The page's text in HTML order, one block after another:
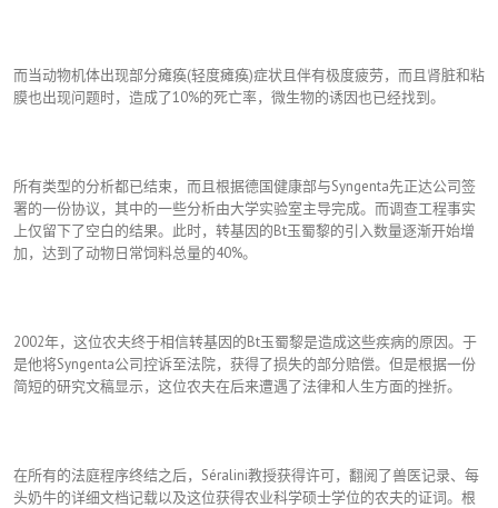
而当动物机体出现部分瘫痪(轻度瘫痪)症状且伴有极度疲劳，而且肾脏和粘
膜也出现问题时，造成了10%的死亡率，微生物的诱因也已经找到。
所有类型的分析都已结束，而且根据德国健康部与Syngenta先正达公司签
署的一份协议，其中的一些分析由大学实验室主导完成。而调查工程事实
上仅留下了空白的结果。此时，转基因的Bt玉蜀黎的引入数量逐渐开始增
加，达到了动物日常饲料总量的40%。
2002年，这位农夫终于相信转基因的Bt玉蜀黎是造成这些疾病的原因。于
是他将Syngenta公司控诉至法院，获得了损失的部分赔偿。但是根据一份
简短的研究文稿显示，这位农夫在后来遭遇了法律和人生方面的挫折。
在所有的法庭程序终结之后，Séralini教授获得许可，翻阅了兽医记录、每
头奶牛的详细文档记载以及这位获得农业科学硕士学位的农夫的证词。根